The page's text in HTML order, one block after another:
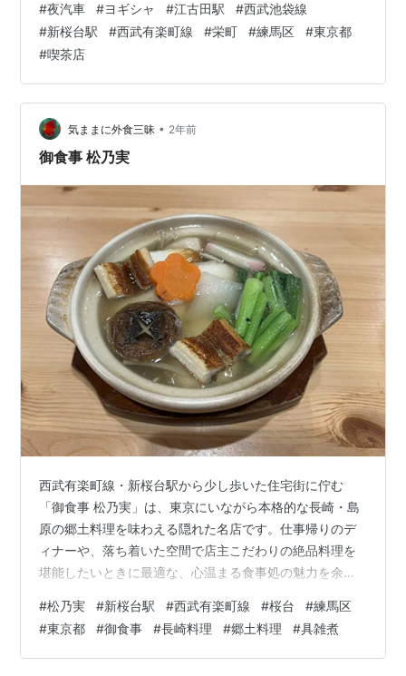
た。この日は新桜台駅で降りて以前より気になっていた
ので行ってみることに。 喫茶 夜汽車（喫茶 ヨギシャ）
店舗外観 喫茶 夜汽車（喫茶 ヨギシャ） 店内 「喫茶 夜汽
車（喫茶 ヨギシャ）」の入口の扉を開けて店内へ。お店
はカウンター席とテーブル席がありました。テー…
#夜汽車 #ヨギシャ #江古田駅 #西武池袋線
#新桜台駅 #西武有楽町線 #栄町 #練馬区 #東京都
#喫茶店
気ままに外食三昧 • 2年前
御食事 松乃実
西武有楽町線・新桜台駅から少し歩いた住宅街に佇む
「御食事 松乃実」は、東京にいながら本格的な長崎・島
原の郷土料理を味わえる隠れた名店です。仕事帰りのデ
ィナーや、落ち着いた空間で店主こだわりの絶品料理を
堪能したいときに最適な、心温まる食事処の魅力を余す
processed="true" data-sae="" data-copy-service-
computed-style="font-family: Arial, sans-serif; font-
size: 14px; font-weight: 400; margi…
#松乃実 #新桜台駅 #西武有楽町線 #桜台 #練馬区
#東京都 #御食事 #長崎料理 #郷土料理 #具雑煮